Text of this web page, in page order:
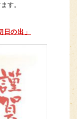
す。
の出」